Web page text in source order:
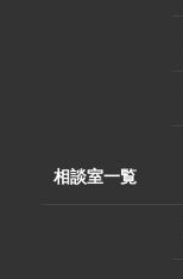
相談室一覧